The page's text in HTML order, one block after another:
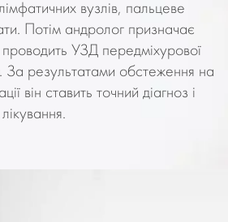
вузлів, пальцеве
Потім андролог призначає
проводить УЗД передміхурової
За результатами обстеження на
він ставить точний діагноз і